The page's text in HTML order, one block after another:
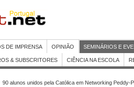
DE IMPRENSA OPINIÃO SEMINÁRIOS E
& SUBSCRITORES CIÊNCIA NA ESCOLA
90 alunos unidos pela Católica em Networking Peddy-